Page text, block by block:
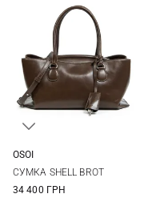
OSOI
СУМКА SHELL BROT
34 400 ГРН